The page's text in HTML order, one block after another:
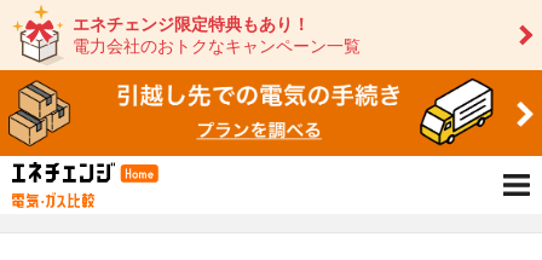
エネチェンジ限定特典もあり！
電力会社のおトクなキャンペーン一覧